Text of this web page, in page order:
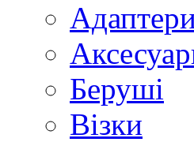
Беруші
Візки